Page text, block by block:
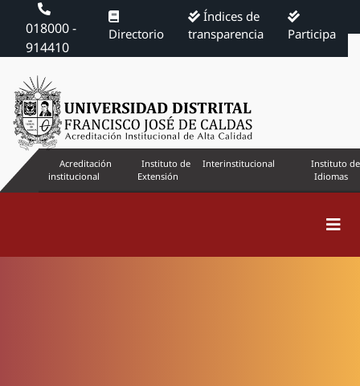
018000 -
914410
Directorio
Índices de
transparencia
Participa
Acreditación
institucional
Instituto de
Extensión
Interinstitucional
Instituto de
Idiomas